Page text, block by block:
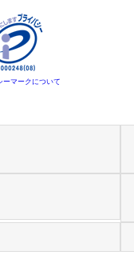
ーマークについて